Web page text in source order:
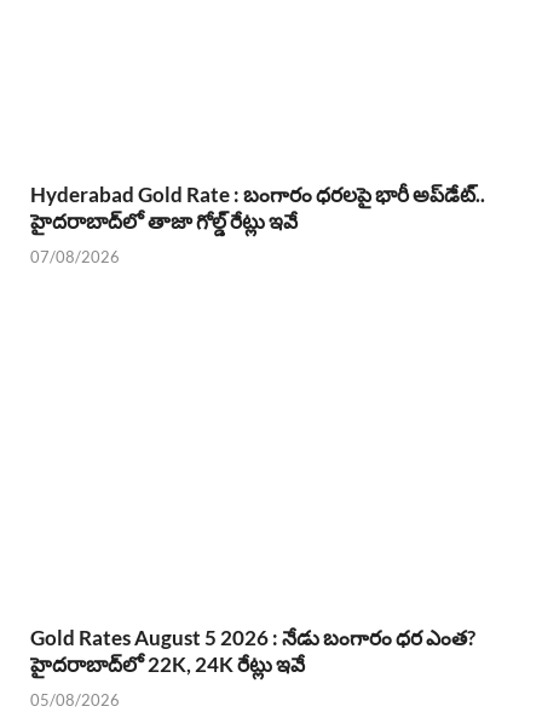
Hyderabad Gold Rate : బంగారం ధరలపై భారీ అప్‌డేట్..
హైదరాబాద్‌లో తాజా గోల్డ్ రేట్లు ఇవే
07/08/2026
Gold Rates August 5 2026 : నేడు బంగారం ధర ఎంత?
హైదరాబాద్‌లో 22K, 24K రేట్లు ఇవే
05/08/2026